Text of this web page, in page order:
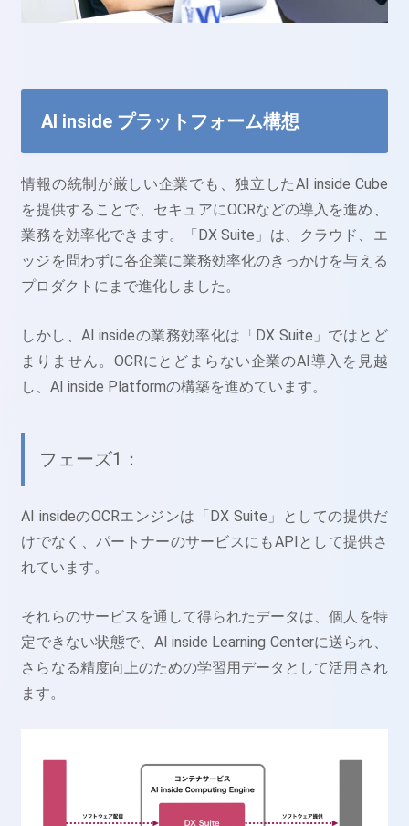
AI inside プラットフォーム構想
情報の統制が厳しい企業でも、独立したAI inside Cube
を提供することで、セキュアにOCRなどの導入を進め、
業務を効率化できます。「DX Suite」は、クラウド、エ
ッジを問わずに各企業に業務効率化のきっかけを与える
プロダクトにまで進化しました。
しかし、AI insideの業務効率化は「DX Suite」ではとど
まりません。OCRにとどまらない企業のAI導入を見越
し、AI inside Platformの構築を進めています。
フェーズ1：
AI insideのOCRエンジンは「DX Suite」としての提供だ
けでなく、パートナーのサービスにもAPIとして提供さ
れています。
それらのサービスを通して得られたデータは、個人を特
定できない状態で、AI inside Learning Centerに送られ、
さらなる精度向上のための学習用データとして活用され
ます。